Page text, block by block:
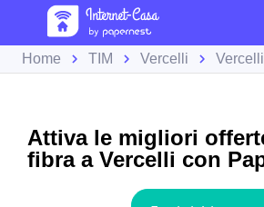
Home TIM Vercelli Vercelli